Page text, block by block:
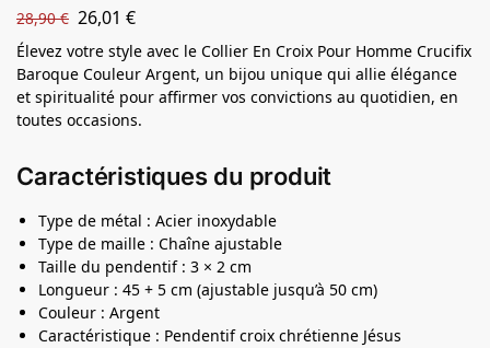
28,90€ 26,01 €
Élevez votre style avec le Collier En Croix Pour Homme Crucifix
Baroque Couleur Argent, un bijou unique qui allie élégance
et spiritualité pour affirmer vos convictions au quotidien, en
toutes occasions.
Caractéristiques du produit
Type de métal : Acier inoxydable
Type de maille : Chaîne ajustable
Taille du pendentif : 3 × 2 cm
Longueur : 45 + 5 cm (ajustable jusqu’à 50 cm)
Couleur : Argent
Caractéristique : Pendentif croix chrétienne Jésus